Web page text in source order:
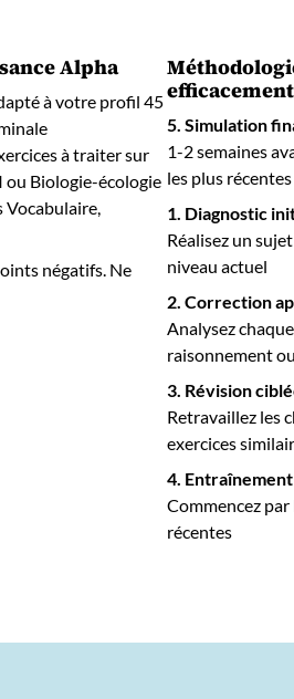
Alpha
à votre profil 45
à traiter sur
ou Biologie-écologie
négatifs. Ne
5. Simulation
1-2 semaines
les plus récentes
1. Diagnostic
Réalisez un
niveau actuel
2. Correction
Analysez
raisonnement
3. Révision
Retravaillez les
exercices
4.
Commencez par
récentes